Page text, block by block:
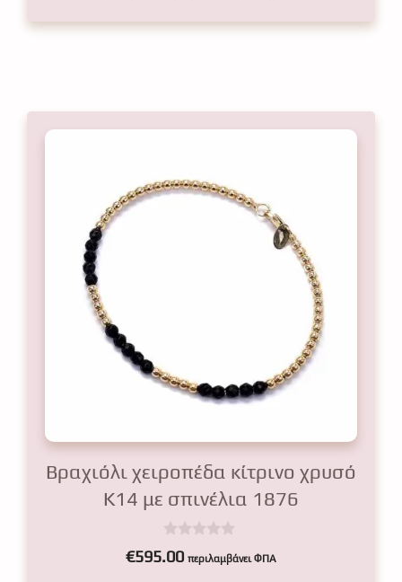
Βραχιόλι χειροπέδα κίτρινο χρυσό
Κ14 με σπινέλια 1876
0
o
€595.00 περιλαμβάνει ΦΠΑ